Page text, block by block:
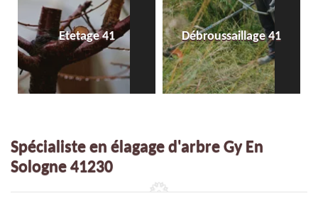
Etetage 41 Débroussaillage 41
Spécialiste en élagage d'arbre Gy En
Sologne 41230